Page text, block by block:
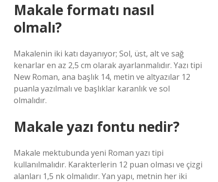
Makale formatı nasıl
olmalı?
Makalenin iki katı dayanıyor; Sol, üst, alt ve sağ
kenarlar en az 2,5 cm olarak ayarlanmalıdır. Yazı tipi
New Roman, ana başlık 14, metin ve altyazılar 12
puanla yazılmalı ve başlıklar karanlık ve sol
olmalıdır.
Makale yazı fontu nedir?
Makale mektubunda yeni Roman yazı tipi
kullanılmalıdır. Karakterlerin 12 puan olması ve çizgi
alanları 1,5 nk olmalıdır. Yan yapı, metnin her iki